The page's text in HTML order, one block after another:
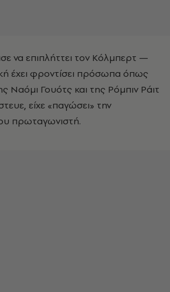
να επιπλήττει τον Κόλμπερτ —
έχει φροντίσει πρόσωπα όπως
Ναόμι Γουότς και της Ρόμπιν Ράιτ
είχε «παγώσει» την
πρωταγωνιστή.